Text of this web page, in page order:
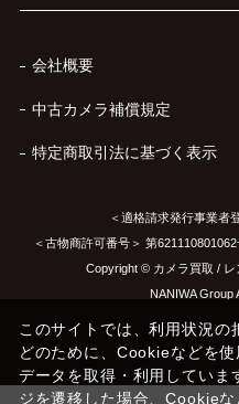
会社概要
中古カメラ補償規定
特定商取引法に基づく表示
＜適格請求発行事業者
＜古物商許可番号＞ 第
Copyright © カメラ買取 /
NANIWA Group
このサイトでは、利用状況の
どのために、Cookieなどを使
データを取得・利用していま
ジを遷移した場合、Cookieな